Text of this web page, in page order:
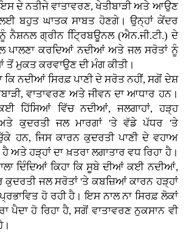
ਦੇ ਨਤੀਜੇ ਵਾਤਾਵਰਣ, ਖੇਤੀਬਾੜੀ ਅਤੇ ਆਉਣ
ਬਹੁਤ ਘਾਤਕ ਸਾਬਤ ਹੋਣਗੇ। ਉਨ੍ਹਾਂ ਕੇਂਦਰ
ਨੈਸ਼ਨਲ ਗ੍ਰੀਨ ਟ੍ਰਿਿਬਊਨਲ (ਐਨ.ਜੀ.ਟੀ.) ਦੇ
ਪਾਲਣਾ ਕਰਦਿਆਂ ਨਦੀਆਂ ਅਤੇ ਜਲ ਸਰੋਤਾਂ ਨੂੰ
ਤੋਂ ਮੁਕਤ ਕਰਵਾਉਣ ਦੀ ਮੰਗ ਕੀਤੀ।
ਕਿ ਨਦੀਆਂ ਸਿਰਫ਼ ਪਾਣੀ ਦੇ ਸਰੋਤ ਨਹੀਂ, ਸਗੋਂ ਦੇਸ਼
ਵਾਤਾਵਰਣ ਅਤੇ ਜੀਵਨ ਦਾ ਆਧਾਰ ਹਨ।
ਹਿੱਸਿਆਂ ਵਿੱਚ ਨਦੀਆਂ, ਜਲਗਾਹਾਂ, ਹੜ੍ਹ
ਅਤੇ ਕੁਦਰਤੀ ਜਲ ਮਾਰਗਾਂ 'ਤੇ ਵੱਡੇ ਪੱਧਰ 'ਤੇ
ਹਨ, ਜਿਸ ਕਾਰਨ ਕੁਦਰਤੀ ਪਾਣੀ ਦੇ ਵਹਾਅ
ਅਤੇ ਹੜ੍ਹਾਂ ਦਾ ਖ਼ਤਰਾ ਲਗਾਤਾਰ ਵਧ ਰਿਹਾ ਹੈ।
ਦਿੰਦਿਆਂ ਕਿਹਾ ਕਿ ਸੂਬੇ ਦੀਆਂ ਕਈ ਨਦੀਆਂ,
ਜਲ ਸਰੋਤਾਂ 'ਤੇ ਕਬਜ਼ਿਆਂ ਕਾਰਨ ਹੜ੍ਹਾਂ
ਪ੍ਰਭਾਵਿਤ ਹੋ ਰਹੀ ਹੈ। ਇਸ ਨਾਲ ਨਾ ਸਿਰਫ਼ ਲੋਕਾਂ
ਪੈਦਾ ਹੋ ਰਿਹਾ ਹੈ, ਸਗੋਂ ਵਾਤਾਵਰਣ ਨੁਕਸਾਨ ਵੀ